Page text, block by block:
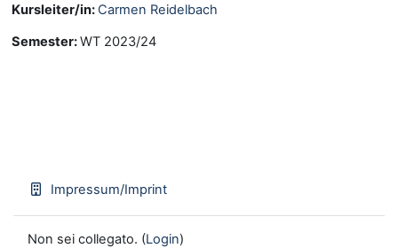
Kursleiter/in: Carmen Reidelbach
Semester:WT 2023/24
Impressum/Imprint
Non sei collegato. (Login)